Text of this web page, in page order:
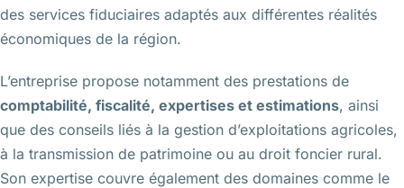
des services fiduciaires adaptés aux différentes réalités
économiques de la région.
L’entreprise propose notamment des prestations de
comptabilité, fiscalité, expertises et estimations, ainsi
que des conseils liés à la gestion d’exploitations agricoles,
à la transmission de patrimoine ou au droit foncier rural.
Son expertise couvre également des domaines comme le